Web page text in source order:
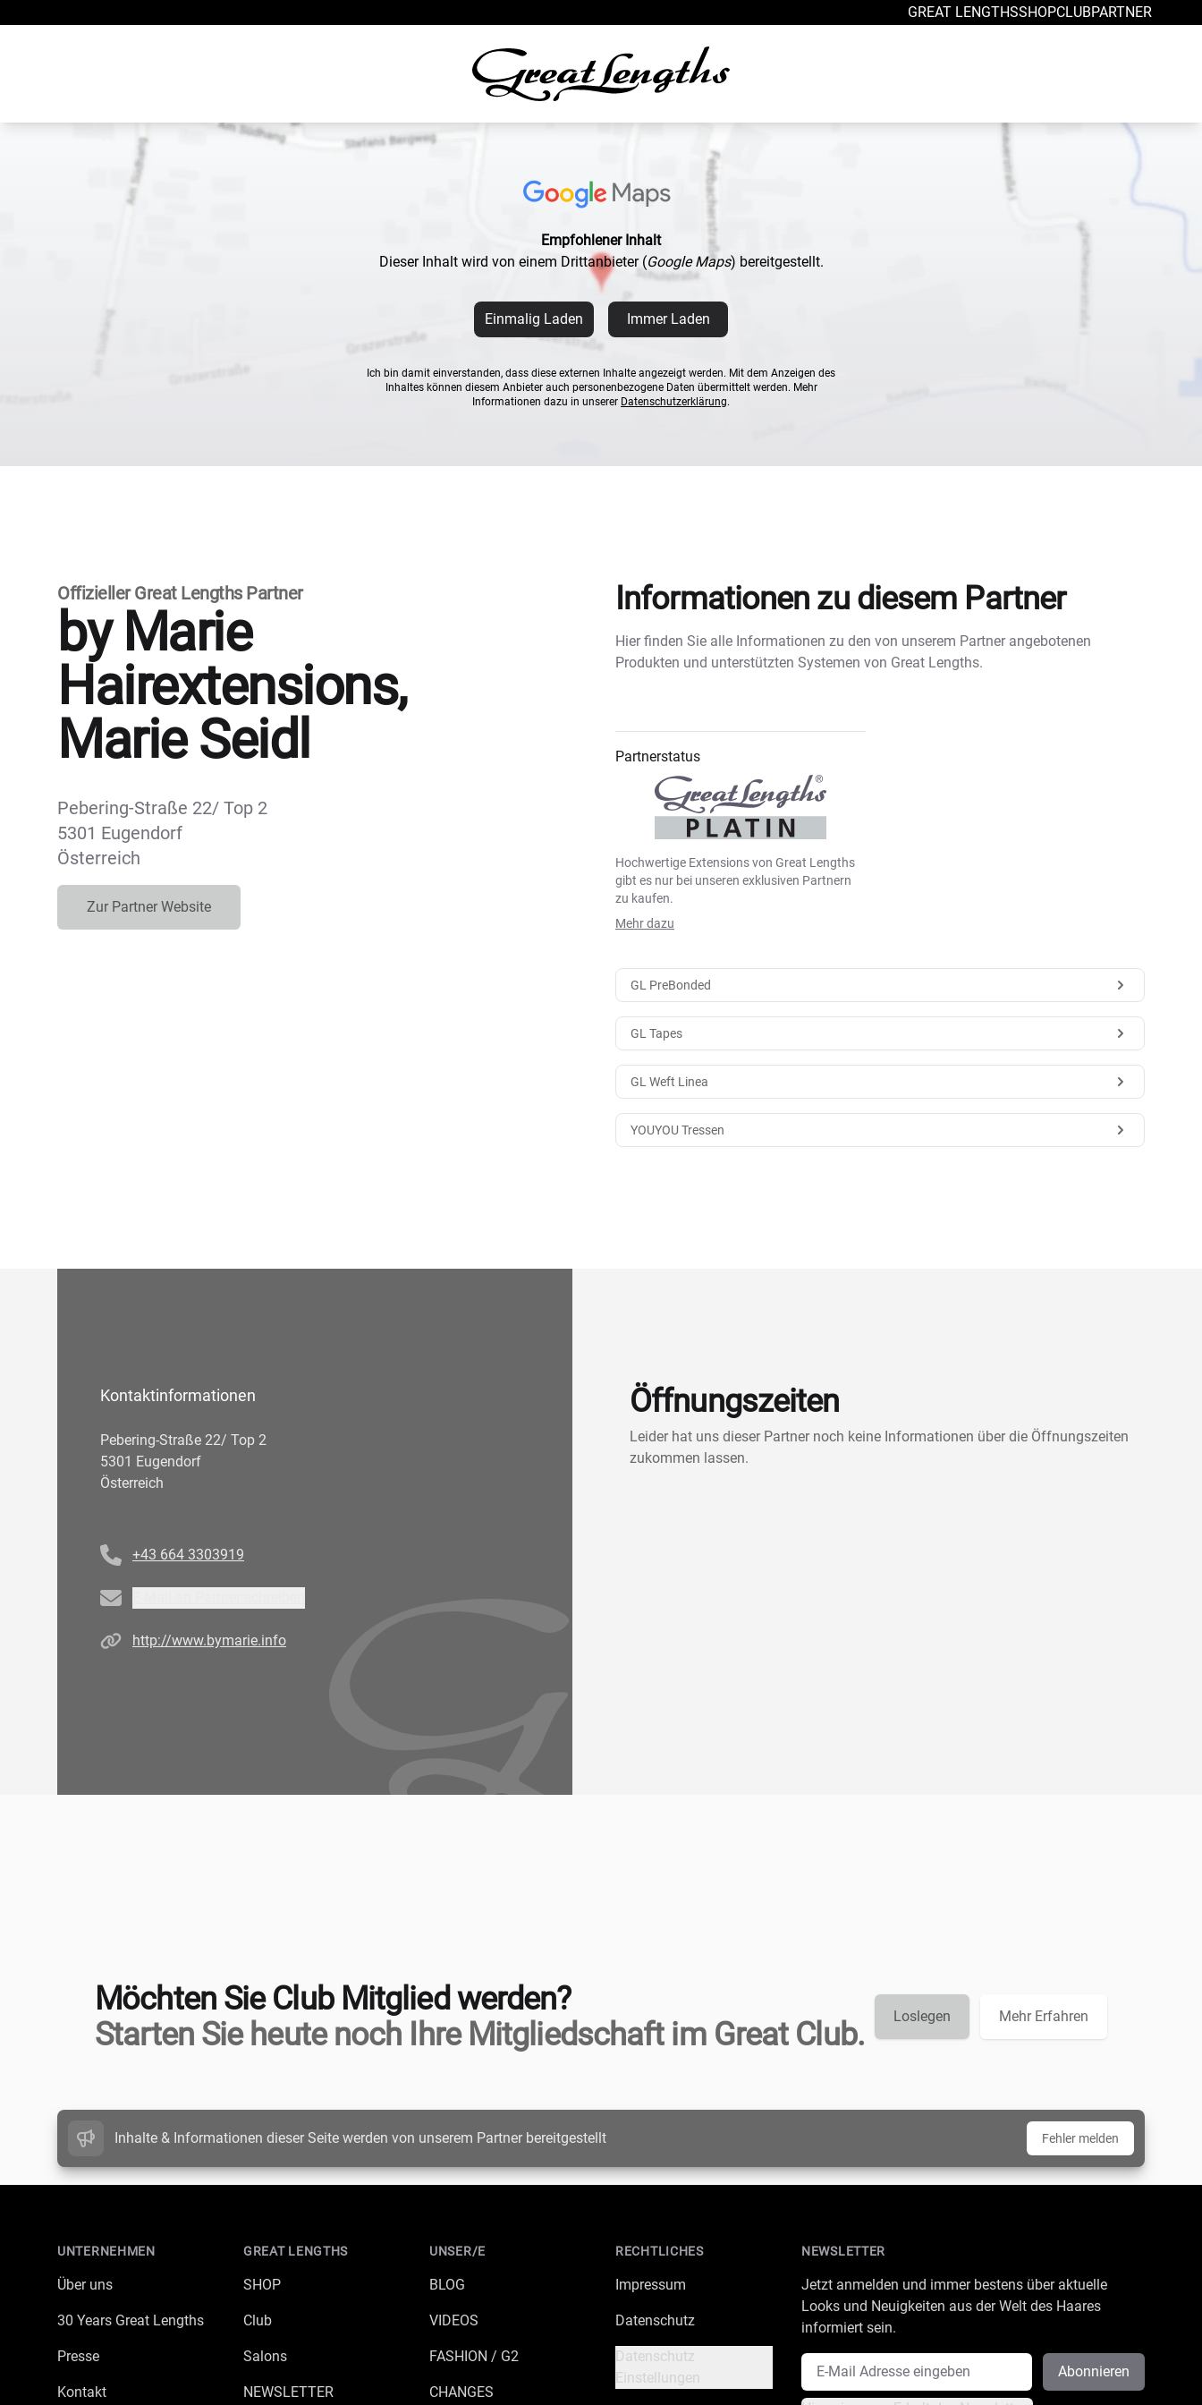
GREAT LENGTHSSHOPCLUBPARTNER
Empfohlener Inhalt
Dieser Inhalt wird von einem Drittanbieter (Google Maps) bereitgestellt.
Einmalig Laden Immer Laden
Ich bin damit einverstanden, dass diese externen Inhalte angezeigt werden. Mit dem Anzeigen des
Inhaltes können diesem Anbieter auch personenbezogene Daten übermittelt werden. Mehr
Informationen dazu in unserer Datenschutzerklärung.
Offizieller Great Lengths Partner
by Marie
Hairextensions,
Marie Seidl
Pebering-Straße 22/ Top 2
5301 Eugendorf
Österreich
Zur Partner Website
Informationen zu diesem Partner
Hier finden Sie alle Informationen zu den von unserem Partner angebotenen
Produkten und unterstützten Systemen von Great Lengths.
Partnerstatus
Hochwertige Extensions von Great Lengths
gibt es nur bei unseren exklusiven Partnern
zu kaufen.
Mehr dazu
GL PreBonded
GL Tapes
GL Weft Linea
YOUYOU Tressen
Kontaktinformationen
Pebering-Straße 22/ Top 2
5301 Eugendorf
Österreich
+43 664 3303919
Email
Homepagehttp://www.bymarie.info
Öffnungszeiten
Leider hat uns dieser Partner noch keine Informationen über die Öffnungszeiten
zukommen lassen.
Möchten Sie Club Mitglied werden?
Starten Sie heute noch Ihre Mitgliedschaft im Great Club.
Loslegen Mehr Erfahren
Inhalte & Informationen dieser Seite werden von unserem Partner bereitgestellt Fehler melden
UNTERNEHMEN
Über uns
30 Years Great Lengths
Presse
Kontakt
GREAT LENGTHS
SHOP
Club
Salons
NEWSLETTER
UNSER/E
BLOG
VIDEOS
FASHION / G2
CHANGES
RECHTLICHES
Impressum
Datenschutz
Datenschutz
Einstellungen
NEWSLETTER
Jetzt anmelden und immer bestens über aktuelle
Looks und Neuigkeiten aus der Welt des Haares
informiert sein.
E-Mail Adresse
Abonnieren